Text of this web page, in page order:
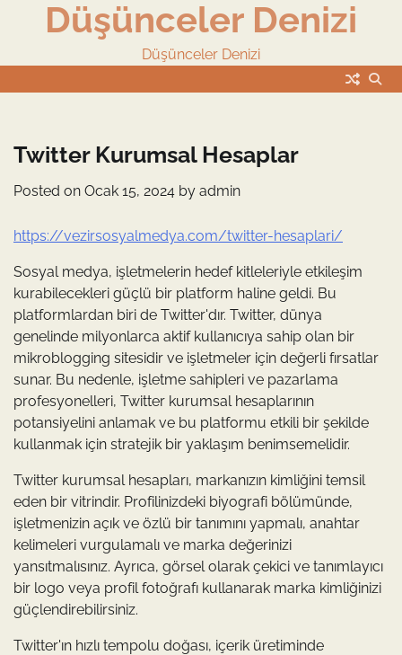
Düşünceler Denizi
Düşünceler Denizi
Twitter Kurumsal Hesaplar
Posted on Ocak 15, 2024 by admin
https://vezirsosyalmedya.com/twitter-hesaplari/
Sosyal medya, işletmelerin hedef kitleleriyle etkileşim
kurabilecekleri güçlü bir platform haline geldi. Bu
platformlardan biri de Twitter'dır. Twitter, dünya
genelinde milyonlarca aktif kullanıcıya sahip olan bir
mikroblogging sitesidir ve işletmeler için değerli fırsatlar
sunar. Bu nedenle, işletme sahipleri ve pazarlama
profesyonelleri, Twitter kurumsal hesaplarının
potansiyelini anlamak ve bu platformu etkili bir şekilde
kullanmak için stratejik bir yaklaşım benimsemelidir.
Twitter kurumsal hesapları, markanızın kimliğini temsil
eden bir vitrindir. Profilinizdeki biyografi bölümünde,
işletmenizin açık ve özlü bir tanımını yapmalı, anahtar
kelimeleri vurgulamalı ve marka değerinizi
yansıtmalısınız. Ayrıca, görsel olarak çekici ve tanımlayıcı
bir logo veya profil fotoğrafı kullanarak marka kimliğinizi
güçlendirebilirsiniz.
Twitter'ın hızlı tempolu doğası, içerik üretiminde